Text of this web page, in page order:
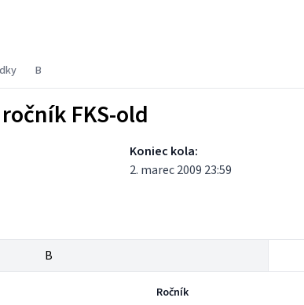
B
FKS-old
Koniec kola:
2. marec 2009 23:59
B
Ročník